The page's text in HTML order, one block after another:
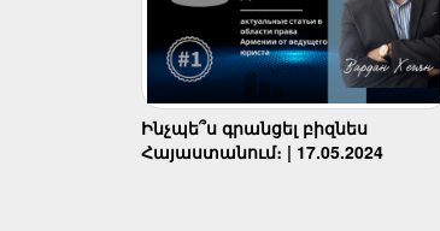
Ինչպե՞ս գրանցել բիզնես
Հայաստանում։ | 17.05.2024